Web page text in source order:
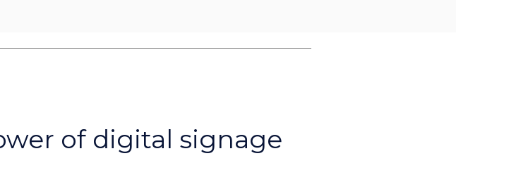
of digital signage